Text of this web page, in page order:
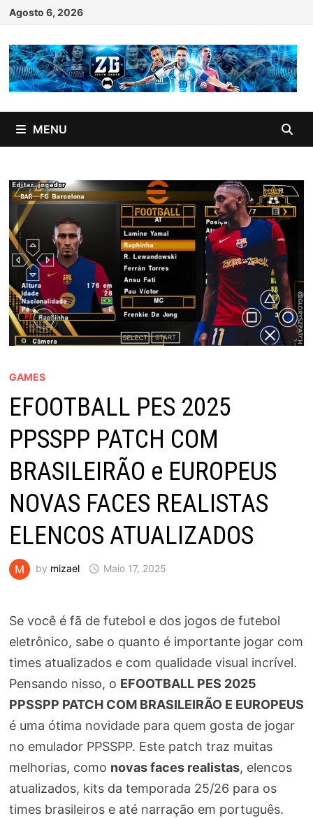
Skip
content
Agosto 6, 2026
MENU
GAMES
EFOOTBALL PES 2025
PPSSPP PATCH COM
BRASILEIRÃO e EUROPEUS
NOVAS FACES REALISTAS
ELENCOS ATUALIZADOS
by mizael Maio 17, 2025
Se você é fã de futebol e dos jogos de futebol
eletrônico, sabe o quanto é importante jogar com
times atualizados e com qualidade visual incrível.
Pensando nisso, o EFOOTBALL PES 2025
PPSSPP PATCH COM BRASILEIRÃO E EUROPEUS
é uma ótima novidade para quem gosta de jogar
no emulador PPSSPP. Este patch traz muitas
melhorias, como novas faces realistas, elencos
atualizados, kits da temporada 25/26 para os
times brasileiros e até narração em português.